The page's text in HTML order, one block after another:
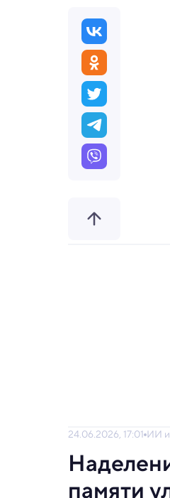
24.06.2026, 17:01 ИИ
памяти